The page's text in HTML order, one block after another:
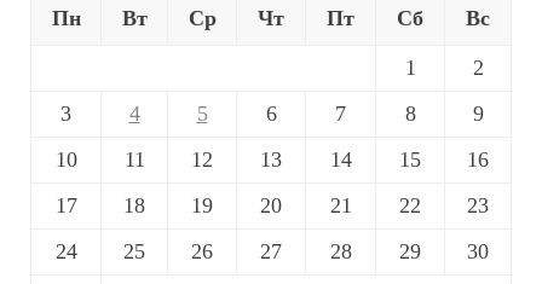
Пн
Вт Ср Чт Пт Сб Вс
1
2
3
4 5 6 7 8
9
10
11 12 13 14 15
16
17
18 19 20 21 22
23
24
25 26 27 28 29
30